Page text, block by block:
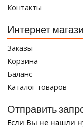
Контакты
Интернет
Заказы
Корзина
Баланс
Каталог товаров
Отправить
Если Вы не нашли